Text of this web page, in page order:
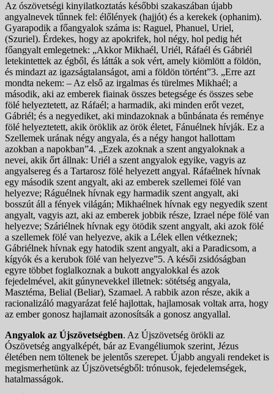
Az ószövetségi kinyilatkoztatás későbbi szakaszában újabb
angyalnevek tűnnek fel: élőlények (hajjót) és a kerekek (ophanim).
Gyarapodik a főangyalok száma is: Raguel, Phanuel, Uriel,
(Szuriel). Érdekes, hogy az apokrifek, hol négy, hol pedig hét
főangyalt emlegetnek: „Akkor Mikhaél, Uriél, Ráfaél és Gábriél
letekintettek az égből, és látták a sok vért, amely kiömlött a földön,
és mindazt az igazságtalanságot, ami a földön történt”3. „Erre azt
mondta nekem: – Az első az irgalmas és türelmes Mikhaél; a
második, aki az emberek fiainak összes betegsége és összes sebe
fölé helyeztetett, az Ráfaél; a harmadik, aki minden erőt vezet,
Gábriél; és a negyediket, aki mindazoknak a bűnbánata és reménye
fölé helyeztetett, akik öröklik az örök életet, Fánuélnek hívják. Ez a
Szellemek urának négy angyala, és a négy hangot hallottam
azokban a napokban”4. „Ezek azoknak a szent angyaloknak a
nevei, akik őrt állnak: Uriél a szent angyalok egyike, vagyis az
angyalsereg és a Tartarosz fölé helyezett angyal. Ráfaélnek hívnak
egy második szent angyalt, aki az emberek szellemei fölé van
helyezve; Ráguélnek hívnak egy harmadik szent angyalt, aki
bosszút áll a fények világán; Mikhaélnek hívnak egy negyedik szent
angyalt, vagyis azt, aki az emberek jobbik része, Izrael népe fölé van
helyezve; Száriélnek hívnak egy ötödik szent angyalt, aki azok fölé
a szellemek fölé van helyezve, akik a Lélek ellen vétkeznek;
Gábriélnek hívnak egy hatodik szent angyalt, aki a Paradicsom, a
kígyók és a kerubok fölé van helyezve”5. A késői zsidóságban
egyre többet foglalkoznak a bukott angyalokkal és azok
fejedelmével, akit gúnynevekkel illetnek: sötétség angyala,
Masztéma, Belial (Beliar), Szamael. A rabbik azon része, akik a
racionalizáló magyarázat felé hajlottak, hajlamosak voltak arra, hogy
az ember gonosz hajlamait azonosítsák a gonosz angyallal.
Angyalok az Újszövetségben. Az Újszövetség örökli az
Ószövetség angyalképét, bár az Evangéliumok szerint, Jézus
életében nem töltenek be jelentős szerepet. Újabb angyali rendeket is
megismerhetünk az Újszövetségből: trónusok, fejedelemségek,
hatalmasságok.